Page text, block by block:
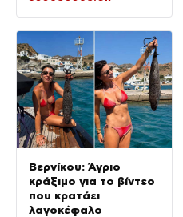
Βερνίκου: Άγριο
κράξιμο για το βίντεο
που κρατάει
λαγοκέφαλο